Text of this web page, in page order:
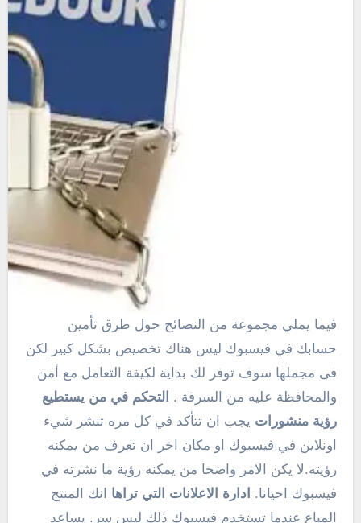
فيما يملي مجموعة من النصائح حول طرق تأمين
حسابك في فيسبوك ليس هناك تخصيص بشكل كبير لكن
فى مجملها سوف توفر لك بداية لكيفة التعامل مع أمن
والمحافظة عليه من السرقة . التحكم في من يستطيع
رؤية منشورات يجب ان تتأكد في كل مره تنشر شيء
اونلاين في فيسبوك او مكان اخر ان تعرف من يمكنه
رؤيته.لا يكن الامر واضحا من يمكنه رؤية ما نشرته في
فيسبوك احيانا. ادارة الاعلانات التي تراها انك المنتج
المباع عندما تستخدم فيسبوك ذلك ليس سر. يساعد